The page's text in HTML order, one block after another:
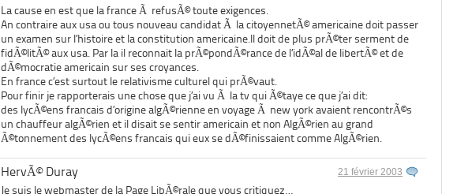
La cause en est que la france Ã refusÃ© toute exigences.
An contraire aux usa ou tous nouveau candidat Ã la citoyennetÃ© americaine doit passer
un examen sur l’histoire et la constitution americaine.Il doit de plus prÃ©ter serment de
fidÃ©litÃ© aux usa. Par la il reconnait la prÃ©pondÃ©rance de l’idÃ©al de libertÃ© et de
dÃ©mocratie americain sur ses croyances.
En france c’est surtout le relativisme culturel qui prÃ©vaut.
Pour finir je rapporterais une chose que j’ai vu Ã la tv qui Ã©taye ce que j’ai dit:
des lycÃ©ens francais d’origine algÃ©rienne en voyage Ã new york avaient rencontrÃ©s
un chauffeur algÃ©rien et il disait se sentir americain et non AlgÃ©rien au grand
Ã©tonnement des lycÃ©ens francais qui eux se dÃ©finissaient comme AlgÃ©rien.
HervÃ© Duray 21 février 2003
Je suis le webmaster de la Page LibÃ©rale que vous critiquez…